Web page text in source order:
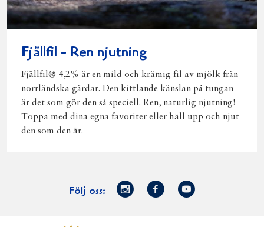
Fjällfil - Ren njutning
Fjällfil® 4,2% är en mild och krämig fil av mjölk från
norrländska gårdar. Den kittlande känslan på tungan
är det som gör den så speciell. Ren, naturlig njutning!
Toppa med dina egna favoriter eller häll upp och njut
den som den är.
Följ oss:
Norrmejerier
Facebook
Youtube